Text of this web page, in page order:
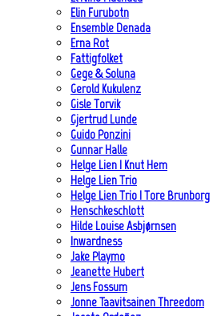
Elin Furubotn
Ensemble Denada
Erna Rot
Fattigfolket
Gege & Soluna
Gerold Kukulenz
Gisle Torvik
Gjertrud Lunde
Guido Ponzini
Gunnar Halle
Helge Lien | Knut Hem
Helge Lien Trio
Helge Lien Trio | Tore Brunborg
Henschkeschlott
Hilde Louise Asbjørnsen
Inwardness
Jake Playmo
Jeanette Hubert
Jens Fossum
Jonne Taavitsainen Threedom